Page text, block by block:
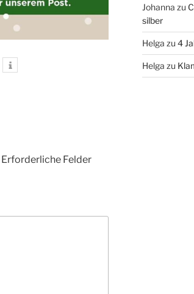
Erforderliche Felder
Johanna zu
silber
Helga zu 4
Helga zu